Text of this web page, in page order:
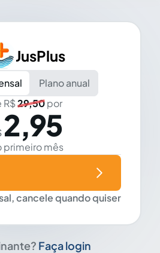
JusPlus
Plano anual
R$29,50por
2,95
primeiro mês
cancele quando quiser
Faça login